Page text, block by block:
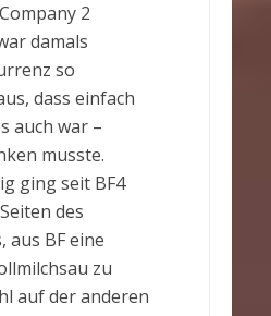
2
damals
so
dass einfach
auch war –
musste.
ging seit BF4
des
aus BF eine
zu
auf der anderen